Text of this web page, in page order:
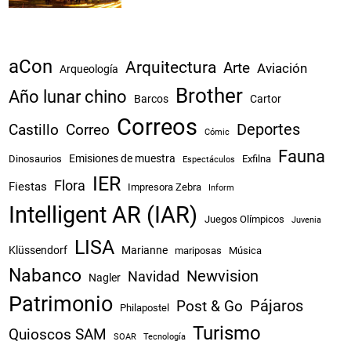
aCon Arqueología Arquitectura Arte Aviación
Año lunar chino Barcos Brother Cartor
Castillo Correo Correos Cómic Deportes
Dinosaurios Emisiones de muestra Espectáculos Exfilna Fauna
Fiestas Flora IER Impresora Zebra Inform
Intelligent AR (IAR) Juegos Olímpicos Juvenia
Klüssendorf LISA Marianne mariposas Música
Nabanco Nagler Navidad Newvision
Patrimonio Philapostel Post & Go Pájaros
Quioscos SAM SOAR Tecnología Turismo